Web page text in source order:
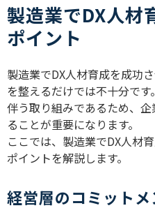
製造業でDX人材
ポイント
製造業でDX人材育成を成功
を整えるだけでは不十分です。
伴う取り組みであるため、
ることが重要になります。
ここでは、製造業でDX人材
ポイントを解説します。
経営層のコミットメ